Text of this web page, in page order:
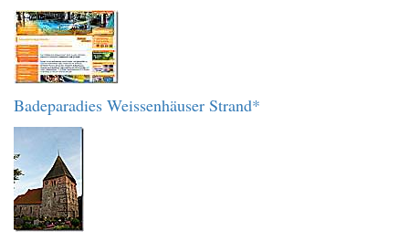
Badeparadies Weissenhäuser Strand*